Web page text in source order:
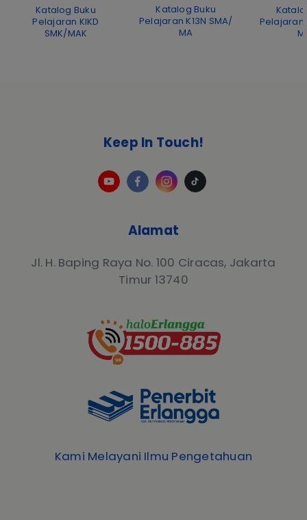
Katalog Buku
Pelajaran KIKD
SMK/MAK
Katalog Buku
Pelajaran K13N SMA/
MA
Pelajaran
Alamat
Jl. H. Baping Raya No. 100 Ciracas, Jakarta
Timur 13740
Keep In Touch!
Kami Melayani Ilmu Pengetahuan